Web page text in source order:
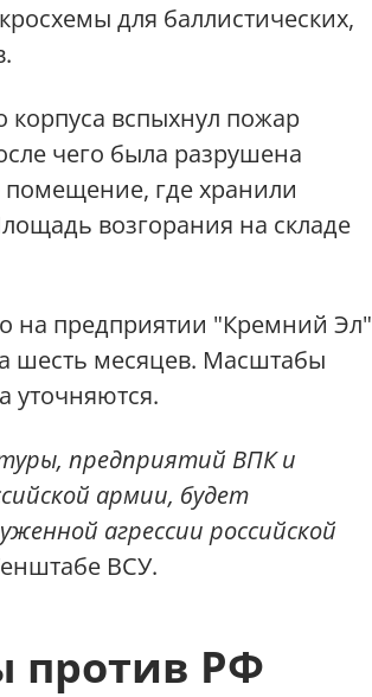
для баллистических,
корпуса вспыхнул пожар
чего была разрушена
где хранили
возгорания на складе
на предприятии "Кремний Эл"
шесть месяцев. Масштабы
уточняются.
предприятий ВПК и
армии, будет
агрессии российской
ВСУ.
против РФ